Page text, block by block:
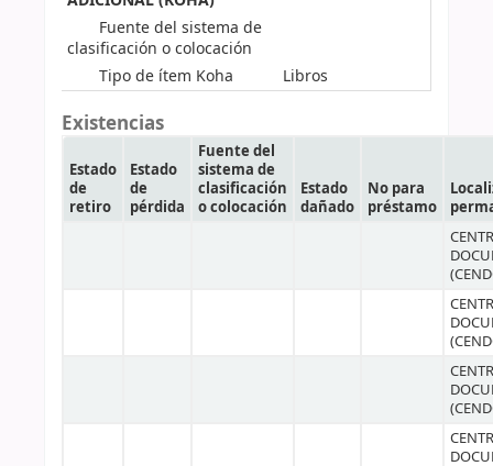
Fuente del sistema de
clasificación o colocación
Tipo de ítem Koha
Libros
Existencias
Estado
de
retiro
Estado
de
pérdida
Fuente del
sistema de
clasificación
o colocación
Estado
dañado
No para
préstamo